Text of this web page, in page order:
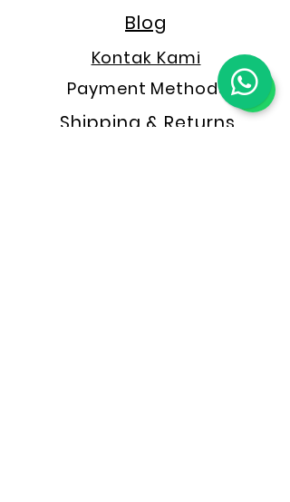
Blog
Kontak Kami
Payment Methods
Shipping & Returns